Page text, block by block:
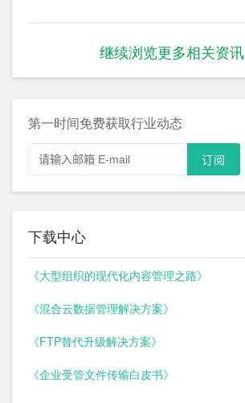
继续浏览更多相关资讯
第一时间免费获取行业动态
下载中心
《大型组织的现代化内容管理之路》
《混合云数据管理解决方案》
《FTP替代升级解决方案》
《企业受管文件传输白皮书》